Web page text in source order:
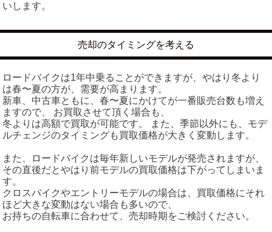
いします。
売却のタイミングを考える
ロードバイクは1年中乗ることができますが、やはり冬より
は春〜夏の方が、需要が高まります。
新車、中古車ともに、春〜夏にかけてが一番販売台数も増え
ますので、 お買取させて頂く場合も、
冬よりは高額で買取が可能です。 また、季節以外にも、モデ
ルチェンジのタイミングも買取価格が大きく変動します。
また、ロードバイクは毎年新しいモデルが発売されますが、
その直後だとやはり前モデルの買取価格は下がってしまいま
す。
クロスバイクやエントリーモデルの場合は、買取価格にそれ
ほど大きな変動はない場合も多いので、
お持ちの自転車に合わせて、売却時期をご検討ください。